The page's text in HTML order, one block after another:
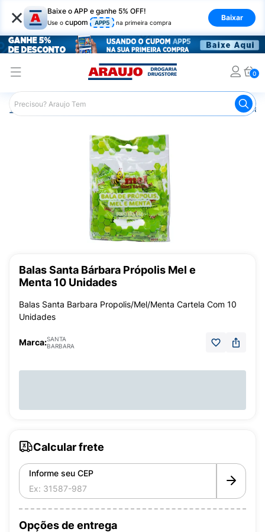
× Baixe o APP e ganhe 5% OFF!
Use o cupom APP5 na primeira compra
Baixar
0
Araujo Medicamentos Balas
Balas Santa Bárbara Própolis Mel e
Menta 10 Unidades
Balas Santa Barbara Propolis/Mel/Menta Cartela Com 10
Unidades
Marca:SANTA
BARBARA
Calcular frete
Informe seu CEP
Opções de entrega